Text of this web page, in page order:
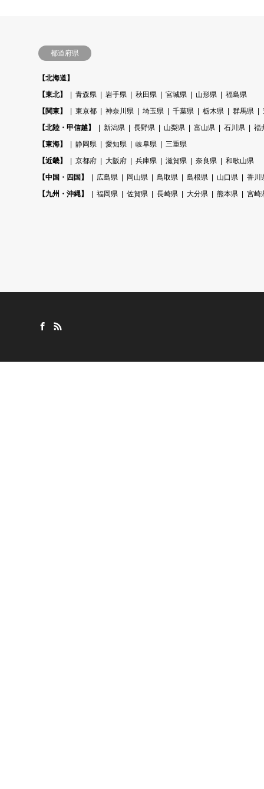
都道府県
【北海道】
【東北】
青森県 岩手県 秋田県 宮城県 山形県
福島県
【関東】
東京都 神奈川県 埼玉県 千葉県 栃木県 群馬県
【北陸・甲信越】
新潟県 長野県 山梨県 富山県 石川県
福
【東海】
静岡県 愛知県 岐阜県
三重県
【近畿】
京都府 大阪府 兵庫県 滋賀県 奈良県
和歌山県
【中国・四国】
広島県 岡山県 鳥取県 島根県 山口県
香川
【九州・沖縄】
福岡県 佐賀県 長崎県 大分県 熊本県 宮崎